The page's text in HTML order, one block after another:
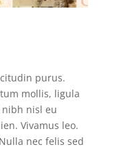
purus.
mollis, ligula
nibh nisl eu
Vivamus leo.
nec felis sed